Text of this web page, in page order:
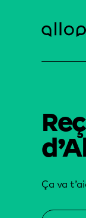
Ça va